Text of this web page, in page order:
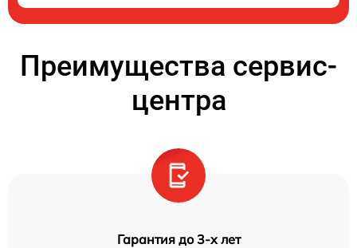
Преимущества сервис-
центра
Гарантия до 3-х лет